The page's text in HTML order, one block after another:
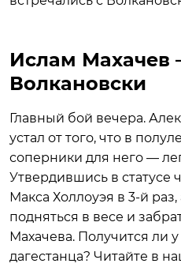
Ислам Махачев
Волкановски
Главный бой вечера.
устал от того, что в
соперники для него —
Утвердившись в статусе
Макса Холлоуэя в 3-й
подняться в весе и
Махачева. Получится ли
дагестанца? Читайте в